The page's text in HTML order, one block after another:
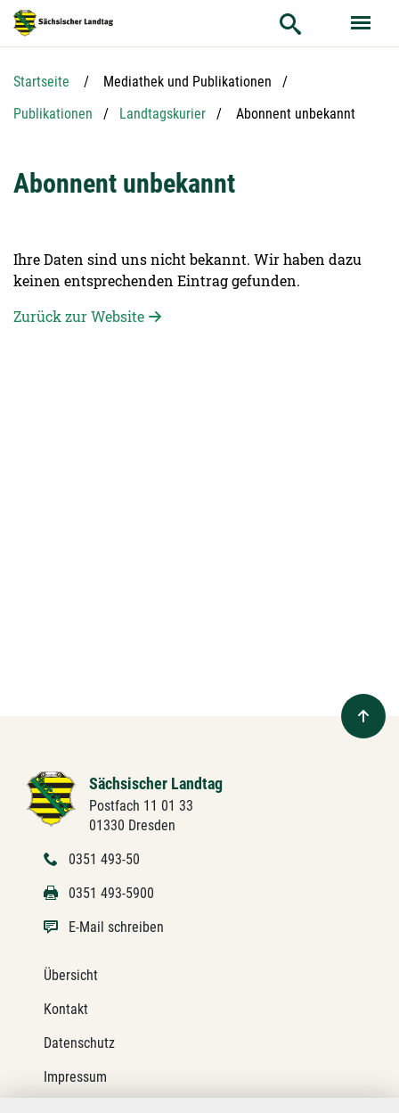
Hauptnavigation
Hauptinhalt
Service
Startseite
Mediathek und Publikationen
Publikationen
Landtagskurier Aktuelle Seite:
Abonnent unbekannt
Abonnent unbekannt
Ihre Daten sind uns nicht bekannt. Wir haben dazu
keinen entsprechenden Eintrag gefunden.
Zurück zur Website
Sächsischer Landtag
Postfach 11 01 33
01330 Dresden
0351 493-50
0351 493-5900
E-Mail schreiben
Übersicht
Kontakt
Datenschutz
Impressum